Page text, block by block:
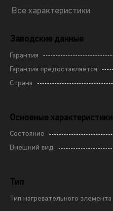
Все характеристики
Заводские данные
Гарантия
Гарантия предоставляется
Страна
Основные характеристики
Состояние
Внешний вид
Тип
Тип нагревательного элемента